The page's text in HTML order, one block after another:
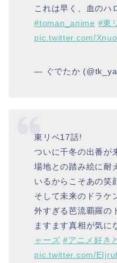
これは早く、血のハ
#toman_anime #東
pic.twitter.com/
— ぐでたか
東リベ17話!
ついに千冬の出番が
場地との踏み絵に耐
いるからこそあの笑
そして未来のドラケ
外すぎる芭流覇羅の
ますます真相が気に
ャーズ #アニメ好き
pic.twitter.com/